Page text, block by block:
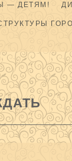
— ДЕТЯМ!